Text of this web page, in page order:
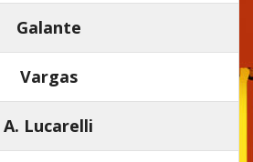
Galante
Vargas
A. Lucarelli